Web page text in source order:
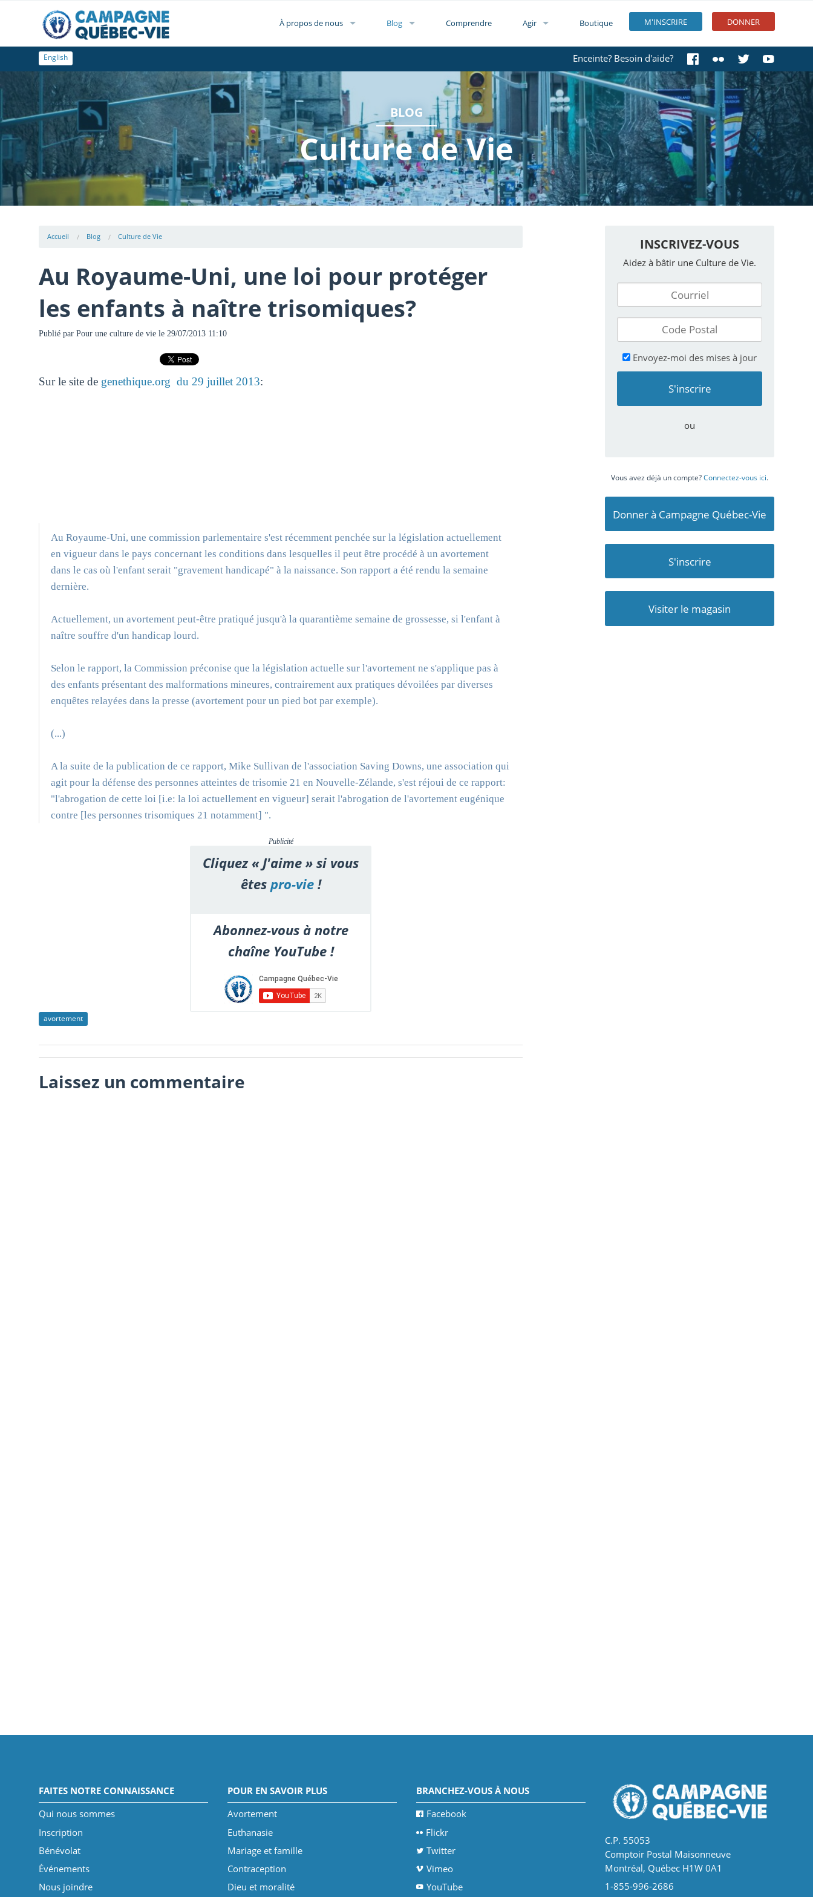
M'INSCRIRE DONNER
À propos de nous Blog Comprendre Agir Boutique
Enceinte? Besoin d'aide?
English
BLOG
Culture de Vie
Accueil Blog Culture de Vie
Au Royaume-Uni, une loi pour protéger
les enfants à naître trisomiques?
Publié par Pour une culture de viele 29/07/2013 11:10
Sur le site de genethique.org du 29 juillet 2013:
Au Royaume-Uni, une commission parlementaire s'est récemment penchée sur la législation actuellement
en vigueur dans le pays concernant les conditions dans lesquelles il peut être procédé à un avortement
dans le cas où l'enfant serait "gravement handicapé" à la naissance. Son rapport a été rendu la semaine
dernière.
Actuellement, un avortement peut-être pratiqué jusqu'à la quarantième semaine de grossesse, si l'enfant à
naître souffre d'un handicap lourd.
Selon le rapport, la Commission préconise que la législation actuelle sur l'avortement ne s'applique pas à
des enfants présentant des malformations mineures, contrairement aux pratiques dévoilées par diverses
enquêtes relayées dans la presse (avortement pour un pied bot par exemple).
(...)
A la suite de la publication de ce rapport, Mike Sullivan de l'association Saving Downs, une association qui
agit pour la défense des personnes atteintes de trisomie 21 en Nouvelle-Zélande, s'est réjoui de ce rapport:
"l'abrogation de cette loi [i.e: la loi actuellement en vigueur] serait l'abrogation de l'avortement eugénique
contre [les personnes trisomiques 21 notamment] ".
Publicité
Cliquez « J'aime » si vous
êtespro-vie!
Abonnez-vous à notre
chaîne YouTube !
avortement
Laissez un commentaire
INSCRIVEZ-VOUS
Aidez à bâtir une Culture de Vie.
Envoyez-moi des mises à jour
ou
Vous avez déjà un compte?Connectez-vous ici.
Donner à Campagne Québec-Vie
S'inscrire
Visiter le magasin
FAITES NOTRE CONNAISSANCE
Qui nous sommes
Inscription
Bénévolat
Événements
Nous joindre
POUR EN SAVOIR PLUS
Avortement
Euthanasie
Mariage et famille
Contraception
Dieu et moralité
BRANCHEZ-VOUS À NOUS
Facebook
Flickr
Twitter
Vimeo
YouTube
C.P. 55053
Comptoir Postal Maisonneuve
Montréal, Québec H1W 0A1
1-855-996-2686